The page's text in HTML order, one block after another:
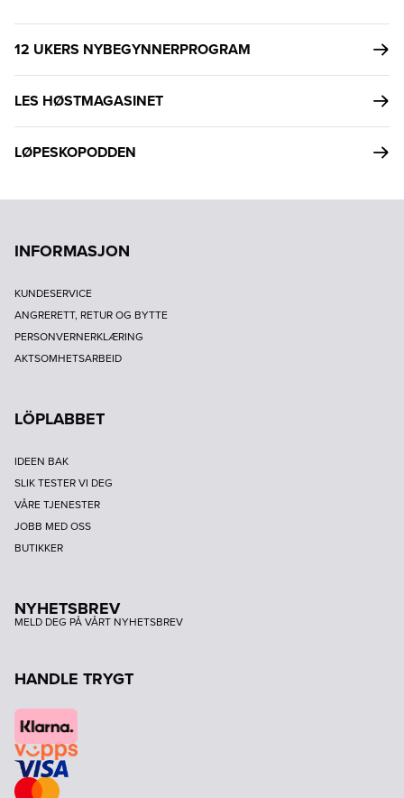
12 UKERS NYBEGYNNERPROGRAM
LES HØSTMAGASINET
LØPESKOPODDEN
INFORMASJON
KUNDESERVICE
ANGRERETT, RETUR OG BYTTE
PERSONVERNERKLÆRING
AKTSOMHETSARBEID
LÖPLABBET
IDEEN BAK
SLIK TESTER VI DEG
VÅRE TJENESTER
JOBB MED OSS
BUTIKKER
NYHETSBREV
MELD DEG PÅ VÅRT NYHETSBREV
HANDLE TRYGT